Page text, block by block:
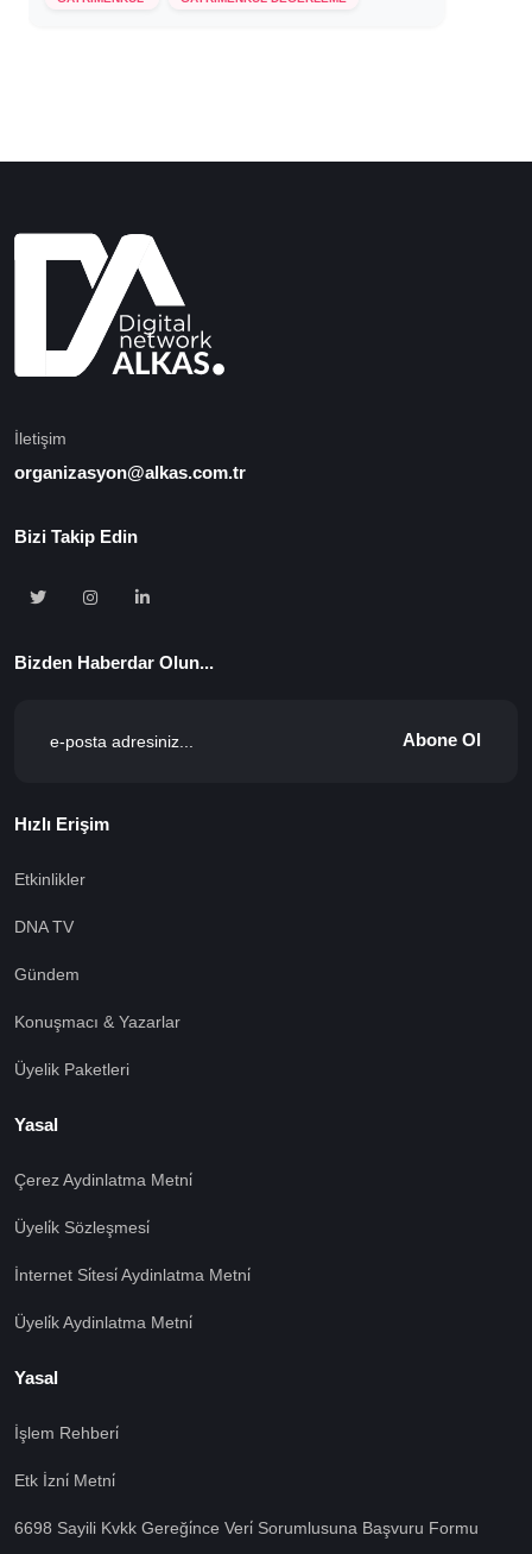
İletişim
organizasyon@alkas.com.tr
Bizi Takip Edin
Bizden Haberdar Olun...
Abone Ol
Hızlı Erişim
Etkinlikler
DNA TV
Gündem
Konuşmacı & Yazarlar
Üyelik Paketleri
Yasal
Çerez Aydinlatma Metni̇
Üyeli̇k Sözleşmesi̇
İnternet Si̇tesi̇ Aydinlatma Metni̇
Üyeli̇k Aydinlatma Metni̇
Yasal
İşlem Rehberi̇
Etk İzni̇ Metni̇
6698 Sayili Kvkk Gereği̇nce Veri̇ Sorumlusuna Başvuru Formu
🍪 Çerez Kullanıyoruz!
Sizlere daha iyi hizmet vermek amacı ile gizliliğe uygun
şekilde çerezler kullanmaktayız. Çerezleri nasıl